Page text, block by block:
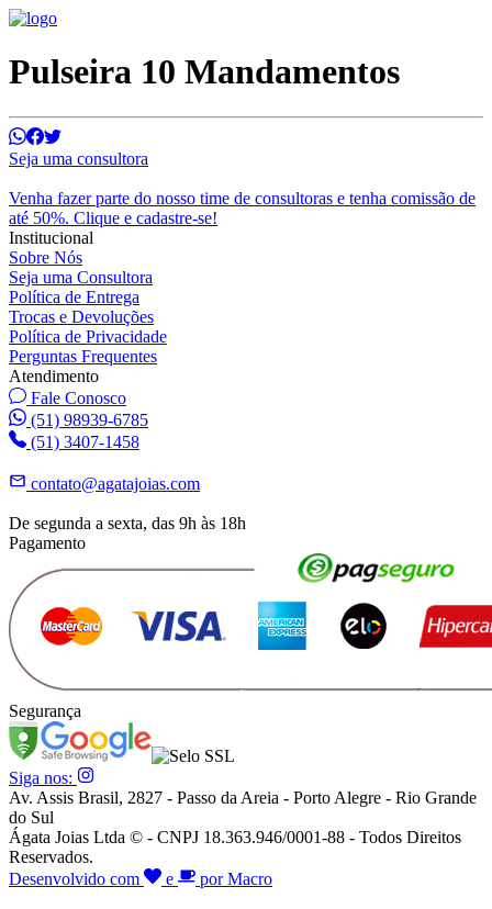
Pulseira 10 Mandamentos
Seja uma consultora
Venha fazer parte do nosso time de consultoras e tenha comissão de
até 50%. Clique e cadastre-se!
Institucional
Sobre Nós
Seja uma Consultora
Política de Entrega
Trocas e Devoluções
Política de Privacidade
Perguntas Frequentes
Atendimento
Fale Conosco
(51) 98939-6785
(51) 3407-1458
contato@agatajoias.com
De segunda a sexta, das 9h às 18h
Pagamento
Segurança
Siga nos:
Av. Assis Brasil, 2827 - Passo da Areia - Porto Alegre - Rio Grande
do Sul
Ágata Joias Ltda © - CNPJ 18.363.946/0001-88 - Todos Direitos
Reservados.
Desenvolvido com
e por Macro